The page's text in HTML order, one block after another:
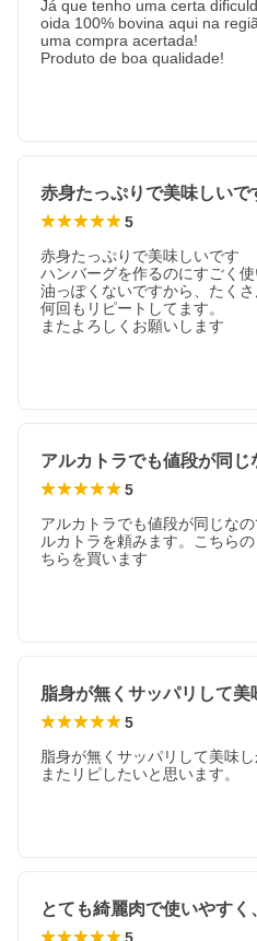
Já que tenho uma certa
oida 100% bovina aqui na
uma compra acertada!
Produto de boa qualidade!
5
赤身たっぷりで美味しいです
ハンバーグを作るのにすごく使
油っぽくないですから、たく
何回もリピートしてます。
またよろしくお願いします
5
アルカトラでも値段が同じな
ルカトラを頼みます。こちら
ちらを買います
5
脂身が無くサッパリして美味し
またリピしたいと思います。